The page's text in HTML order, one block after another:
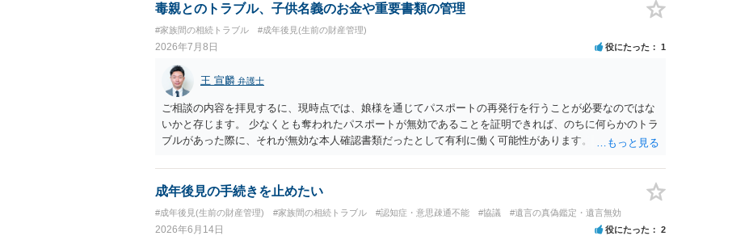
毒親とのトラブル、子供名義のお金や重要書類の管理
#家族間の相続トラブル #成年後見(生前の財産管理)
2026年7月8日 役にたった 1
王 宣麟 弁護士
ご相談の内容を拝見するに、現時点では、娘様を通じてパスポートの再発行を行うことが必要なのではな
いかと存じます。 少なくとも奪われたパスポートが無効であることを証明できれば、のちに何らかのトラ
ブルがあった際に、それが無効な本人確認書類だったとして有利に働く可能性があります。 それ以外とな
うので、まずは予防の観点から再発行に向けて動かれてみてはいかがでしょうか。
成年後見の手続きを止めたい
#成年後見(生前の財産管理) #家族間の相続トラブル #認知症・意思疎通不能 #協議 #遺言の真偽鑑定・遺言無効
2026年6月14日 役にたった 2